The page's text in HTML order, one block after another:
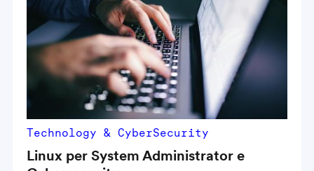
Technology & CyberSecurity
Linux per System Administrator e